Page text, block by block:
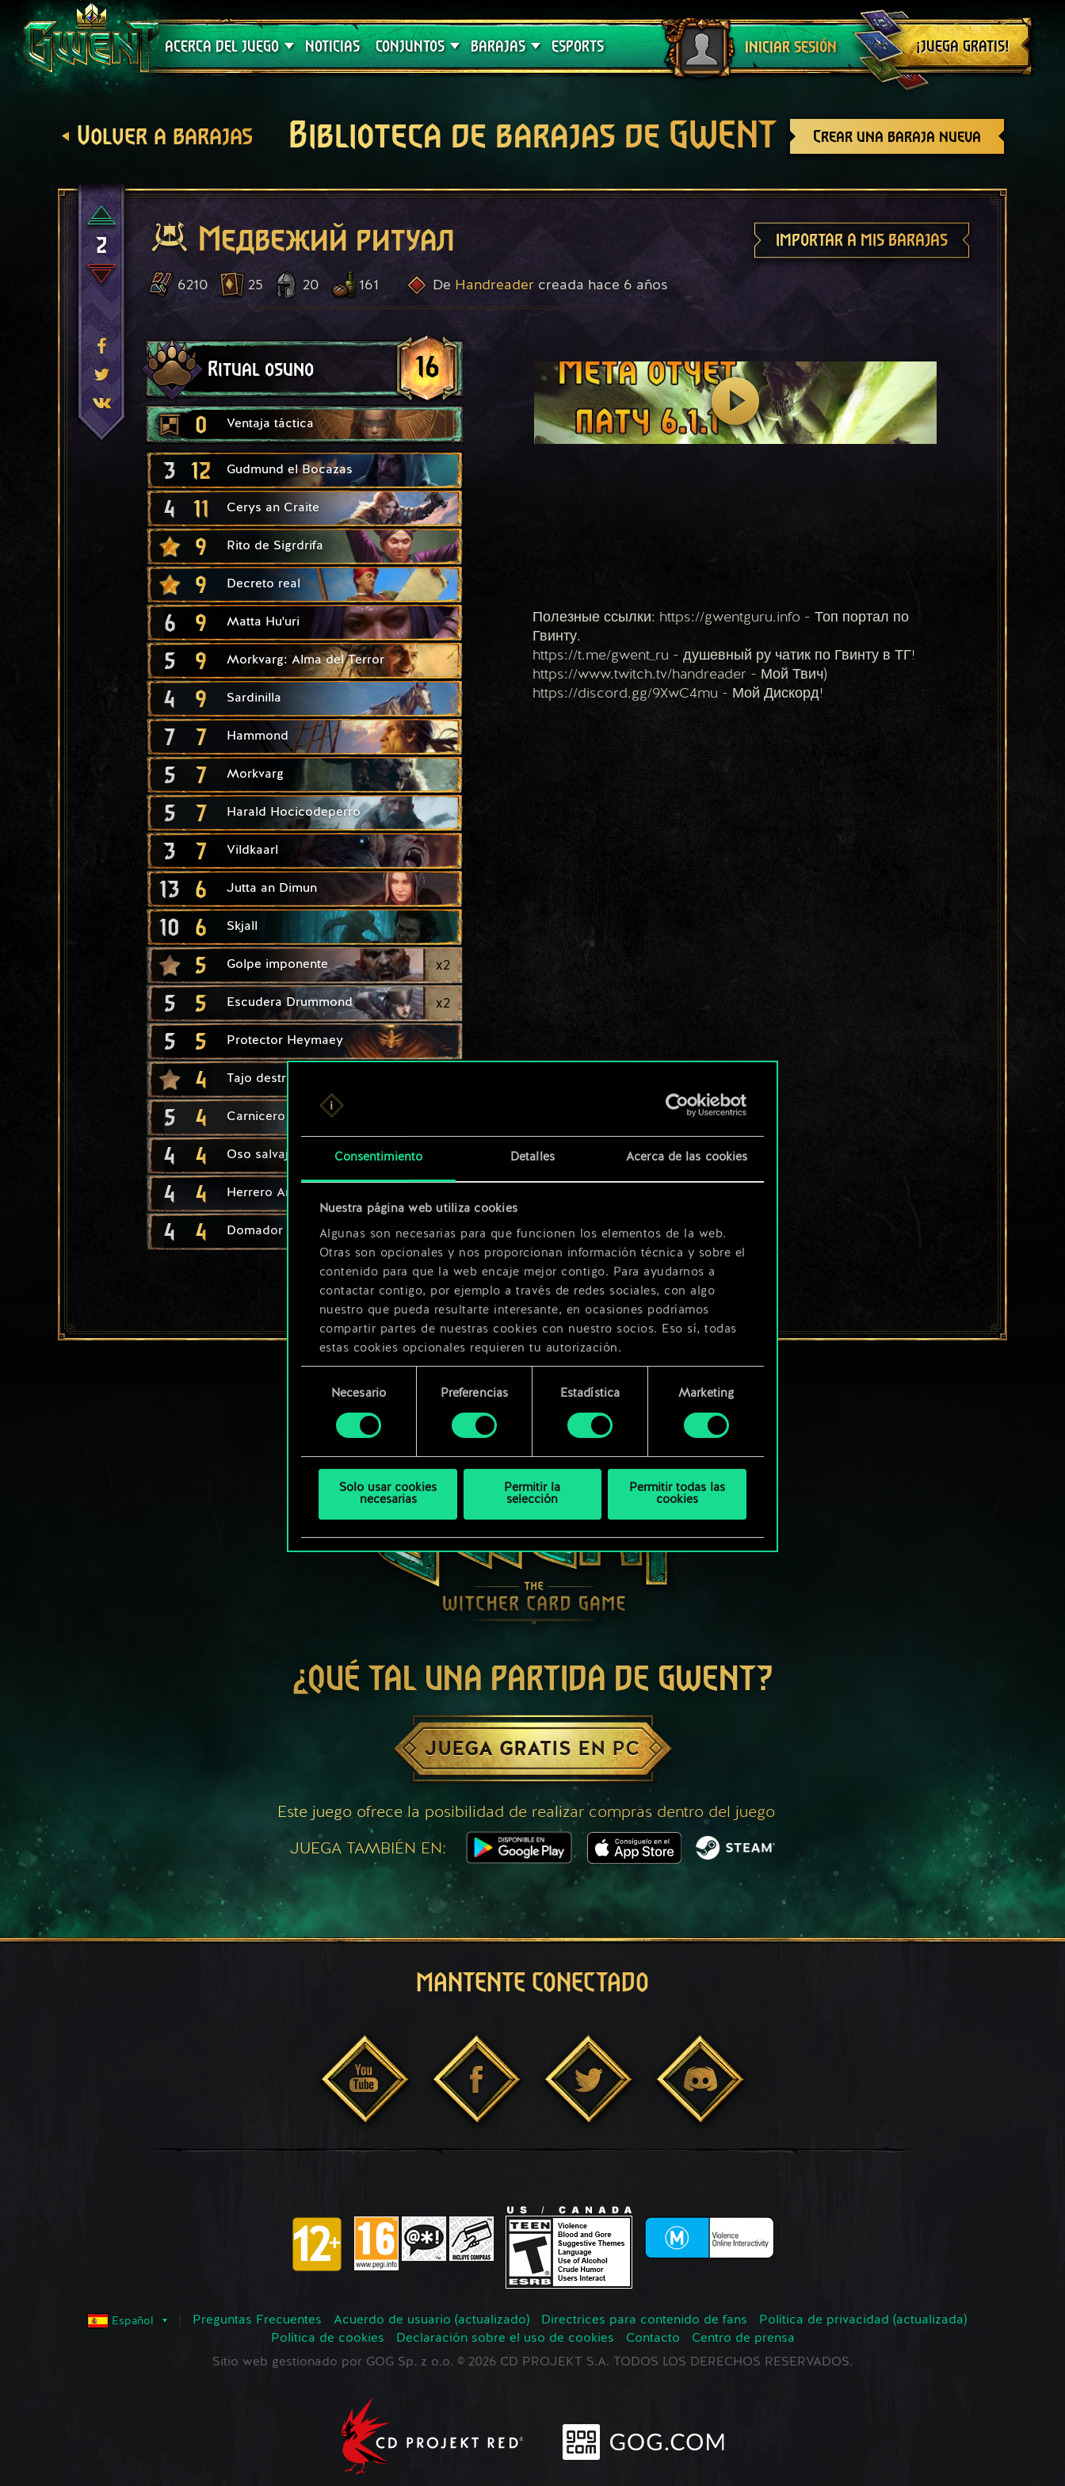
Consentimiento Detalles Acerca de las cookies
Nuestra página web utiliza cookies
Algunas son necesarias para que funcionen los elementos de la web.
Otras son opcionales y nos proporcionan información técnica y sobre el
contenido para que la web encaje mejor contigo. Para ayudarnos a
contactar contigo, por ejemplo a través de redes sociales, con algo
nuestro que pueda resultarte interesante, en ocasiones podríamos
compartir partes de nuestras cookies con nuestro socios. Eso sí, todas
estas cookies opcionales requieren tu autorización.
Encontrarás todos los detalles sobre nuestro uso de las cookies y
más abajo.
consentimiento
Necesario Preferencias Estadística Marketing
Solo usar cookies
necesarias
Permitir la
selección
Permitir todas las
cookies
ACERCA DEL JUEGO
Soporte técnico
NOTICIAS CONJUNTOS
Crimson Curse
BARAJAS
Guías de barajas
ESPORTS INICIAR SESIÓN
Cerrar sesión
¡JUEGA GRATIS!
Volver a barajas Crear una baraja nueva
Biblioteca de barajas de GWENT
2 Медвежий ритуал IMPORTAR A MIS BARAJAS
6210 25 20 161 De Handreader creada hace 6 años
Ritual osuno 16
0 Ventaja táctica
3 12 Gudmund el Bocazas
4 11 Cerys an Craite
9 Rito de Sigrdrifa
9 Decreto real
6 9 Matta Hu'uri
5 9 Morkvarg: Alma del Terror
4 9 Sardinilla
7 7 Hammond
5 7 Morkvarg
5 7 Harald Hocicodeperro
3 7 Vildkaarl
13 6 Jutta an Dimun
10 6 Skjall
5 Golpe imponente x2
5 5 Escudera Drummond x2
5 5 Protector Heymaey
4 Tajo destripador
5 4 Carnicero de Svalblod
4 4 Oso salvaje
4 4 Herrero An Craite
4 4 Domador Tuirseach x2
Полезные ссылки: https://gwentguru.info - Топ портал по
Гвинту.
https://t.me/gwent_ru - душевный ру чатик по Гвинту в ТГ!
https://www.twitch.tv/handreader - Мой Твич)
https://discord.gg/9XwC4mu - Мой Дискорд!
¿QUÉ TAL UNA PARTIDA DE GWENT?
JUEGA GRATIS EN PC
Este juego ofrece la posibilidad de realizar compras dentro del juego
JUEGA TAMBIÉN EN:
MANTENTE CONECTADO
Español Preguntas Frecuentes Acuerdo de usuario (actualizado) Directrices para contenido de fans
Política de privacidad (actualizada)
Política de cookies
Declaración sobre el uso de cookies Contacto
Centro de prensa
Sitio web gestionado por GOG Sp. z o.o. © 2026 CD PROJEKT S.A. TODOS LOS DERECHOS RESERVADOS.